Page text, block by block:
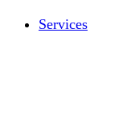
Services